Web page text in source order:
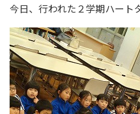
今日、行われた２学期ハート